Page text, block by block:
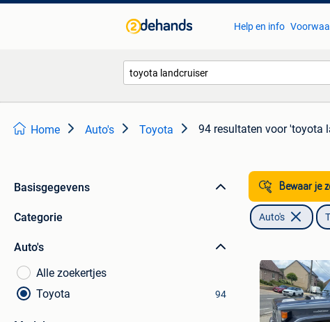
Help en info
Home Auto's Toyota 94 resultaten voor 'toyota
Basisgegevens
Categorie
Auto's
Alle zoekertjes
Toyota
94
Bewaar je
Auto's